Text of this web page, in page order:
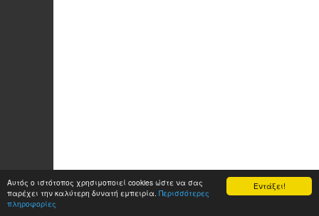
Εντάξει!
Αυτός ο ιστότοπος χρησιμοποιεί cookies ώστε να σας
παρέχει την καλύτερη δυνατή εμπειρία. Περισσότερες
πληροφορίες